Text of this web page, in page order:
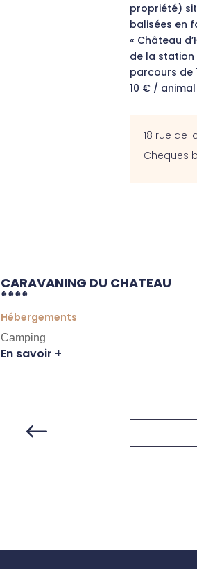
propriété)
balisées en
« Château
de la station
parcours de
10 € /
18 rue de
Cheques
CARAVANING DU CHATEAU
****
Hébergements
Camping
En savoir +
#